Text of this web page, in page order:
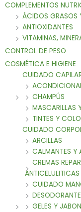
COMPLEMENTOS
ÁCIDOS GRASOS
ANTIOXIDANTES
VITAMINAS,
CONTROL DE PESO
COSMÉTICA E HIGIENE
CUIDADO
CHAMPÚS
MASCARILLAS
TINTES Y
CUIDADO
ARCILLAS
CALMANTES Y
CREMAS
ANTICELULITICAS
CUIDADO
GELES Y